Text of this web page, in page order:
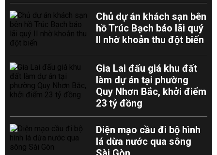
Chủ dự án khách sạn bên
hồ Trúc Bạch báo lãi quý
II nhờ khoản thu đột biến
Gia Lai đấu giá khu đất
làm dự án tại phường
Quy Nhơn Bắc, khởi điểm
23 tỷ đồng
Diện mạo cầu đi bộ hình
lá dừa nước qua sông